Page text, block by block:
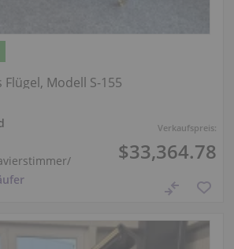
Verkaufspreis:
$33,364.78
Modell S-155
/